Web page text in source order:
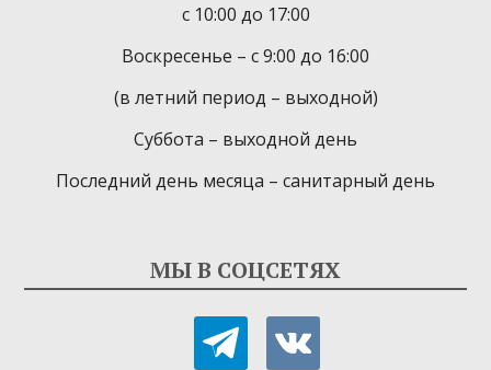
с 10:00 до 17:00
Воскресенье – с 9:00 до 16:00
(в летний период – выходной)
Суббота – выходной день
Последний день месяца – санитарный день
МЫ В СОЦСЕТЯХ
telegram vkontakte